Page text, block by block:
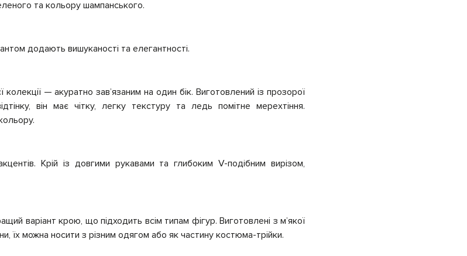
та кольору шампанського.
додають вишуканості та елегантності.
— акуратно зав’язаним на один бік. Виготовлений із прозорої
він має чітку, легку текстуру та ледь помітне мерехтіння.
Крій із довгими рукавами та глибоким V-подібним вирізом,
варіант крою, що підходить всім типам фігур. Виготовлені з м’якої
їх можна носити з різним одягом або як частину костюма-трійки.